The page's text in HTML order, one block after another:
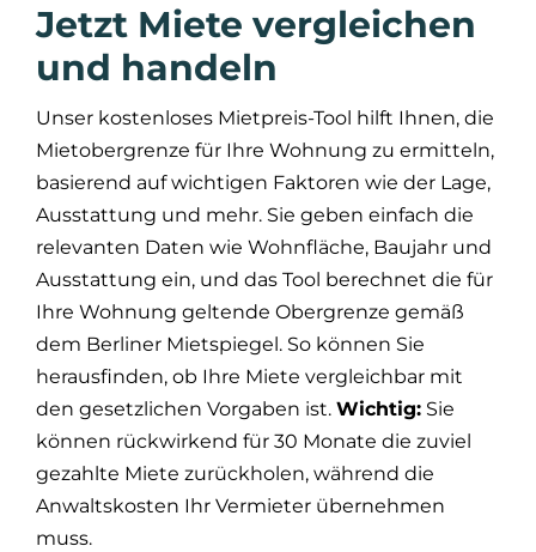
Jetzt Miete vergleichen
und handeln
Unser kostenloses Mietpreis-Tool hilft Ihnen, die
Mietobergrenze für Ihre Wohnung zu ermitteln,
basierend auf wichtigen Faktoren wie der Lage,
Ausstattung und mehr. Sie geben einfach die
relevanten Daten wie Wohnfläche, Baujahr und
Ausstattung ein, und das Tool berechnet die für
Ihre Wohnung geltende Obergrenze gemäß
dem Berliner Mietspiegel. So können Sie
herausfinden, ob Ihre Miete vergleichbar mit
den gesetzlichen Vorgaben ist. Wichtig:Sie
können rückwirkend für 30 Monate die zuviel
gezahlte Miete zurückholen, während die
Anwaltskosten Ihr Vermieter übernehmen
muss.